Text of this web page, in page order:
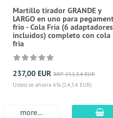
Martillo tirador GRANDE y
LARGO en uno para
frio - Cola Fria (6 adaptadores
incluidos) completo con cola
fria
237,00 EUR RRP 251,54 EUR
Usted se ahorra 6% (14,54 EUR)
more...